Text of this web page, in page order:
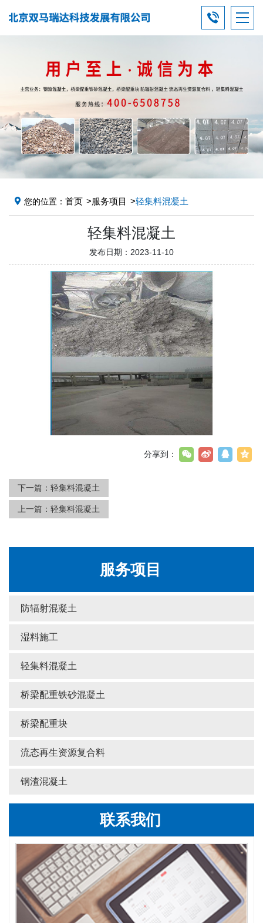
服务项目
防辐射混凝土
湿料施工
轻集料混凝土
桥梁配重铁砂混凝土
桥梁配重块
流态再生资源复合料
钢渣混凝土
联系我们
您的位置： 首页 服务项目 轻集料混凝土
轻集料混凝土
发布日期：2023-11-10
分享到：
下一篇： 轻集料混凝土
上一篇： 轻集料混凝土